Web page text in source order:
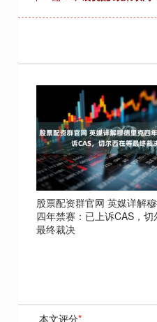
股票配资群官网 英媒详解
四年禁赛：已上诉CAS，切
最终裁决
本文评分*